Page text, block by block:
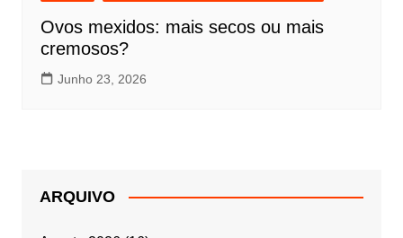
Ovos mexidos: mais secos ou mais
cremosos?
Junho 23, 2026
ARQUIVO